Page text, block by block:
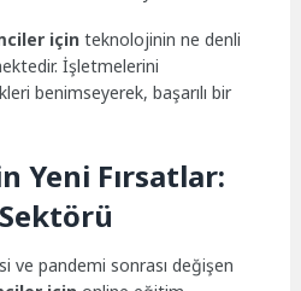
için teknolojinin ne denli
İşletmelerini
benimseyerek, başarılı bir
Yeni Fırsatlar:
ve pandemi sonrası değişen